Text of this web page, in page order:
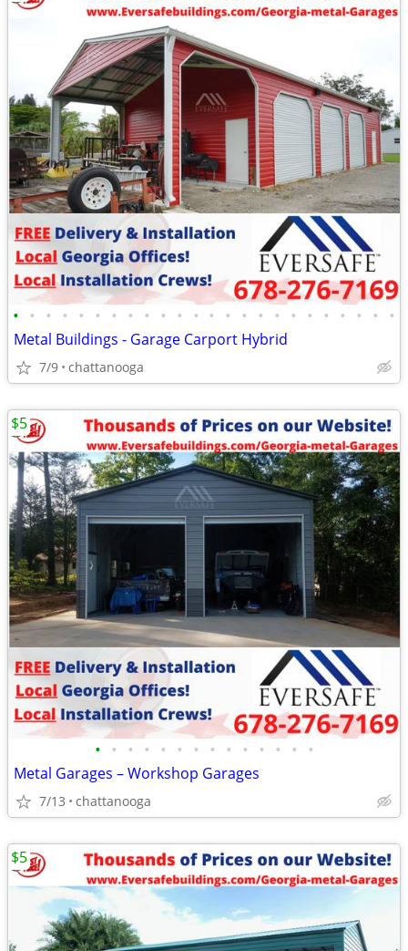
• • • • • • • • • • • • • • • • • • • • • • • •
Metal Buildings - Garage Carport Hybrid
7/9 chattanooga
• • • • • • • • • • • • • •
Metal Garages – Workshop Garages
7/13 chattanooga
$5
$5